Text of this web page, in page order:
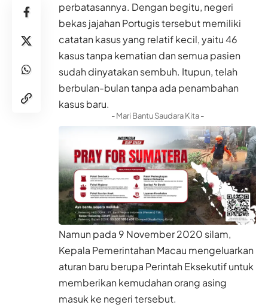
perbatasannya. Dengan begitu, negeri
bekas jajahan Portugis tersebut memiliki
catatan kasus yang relatif kecil, yaitu 46
kasus tanpa kematian dan semua pasien
sudah dinyatakan sembuh. Itupun, telah
berbulan-bulan tanpa ada penambahan
kasus baru.
- Mari Bantu Saudara Kita -
Namun pada 9 November 2020 silam,
Kepala Pemerintahan Macau mengeluarkan
aturan baru berupa Perintah Eksekutif untuk
memberikan kemudahan orang asing
masuk ke negeri tersebut.